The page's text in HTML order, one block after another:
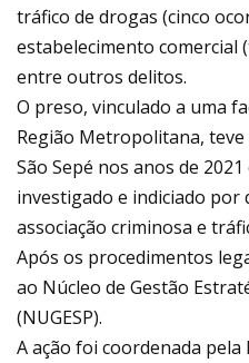
tráfico de drogas (cinco
estabelecimento comercial
entre outros delitos.
O preso, vinculado a uma
Região Metropolitana,
São Sepé nos anos de
investigado e indiciado por
associação criminosa e
Após os procedimentos
ao Núcleo de Gestão
(NUGESP).
A ação foi coordenada